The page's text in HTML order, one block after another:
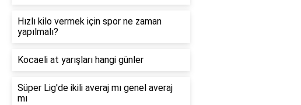
Hızlı kilo vermek için spor ne zaman
yapılmalı?
Kocaeli at yarışları hangi günler
Süper Lig'de ikili averaj mı genel averaj
mı